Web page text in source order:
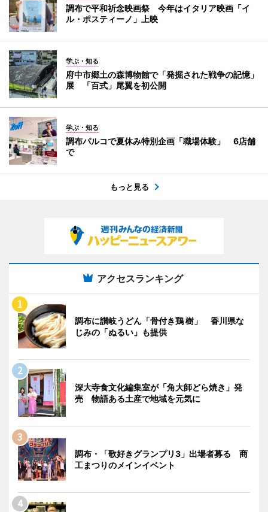
調布で平和祈念映画祭 今年はイタリア映画「イ
ル・ポスティーノ」上映
学ぶ・知る
府中市郷土の森博物館で「発掘された戦争の記憶」
展 「百式」尾翼を初公開
学ぶ・知る
調布パルコで夏休み特別企画「職場体験」 6店舗
で
もっと見る
アクセスランキング
調布に讃岐うどん「骨付き鶏 樹」 香川県な
じみの「ぬるい」も提供
深大寺食文化編集室が「角大師どら焼き」発
売 物語ある土産で地域を元気に
調布・「歌好きグランプリ3」出場者募る 商
工まつりのメインイベント